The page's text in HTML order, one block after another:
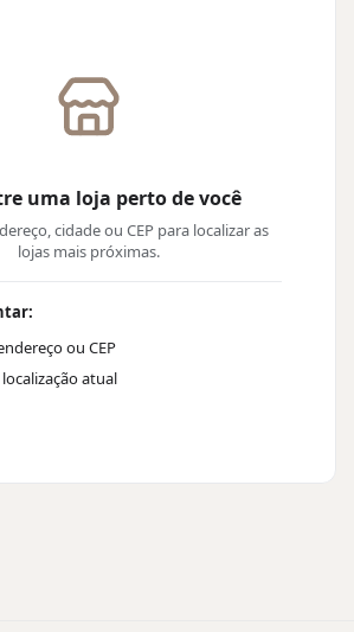
uma loja perto de você
cidade ou CEP para localizar as
lojas mais próximas.
ou CEP
atual